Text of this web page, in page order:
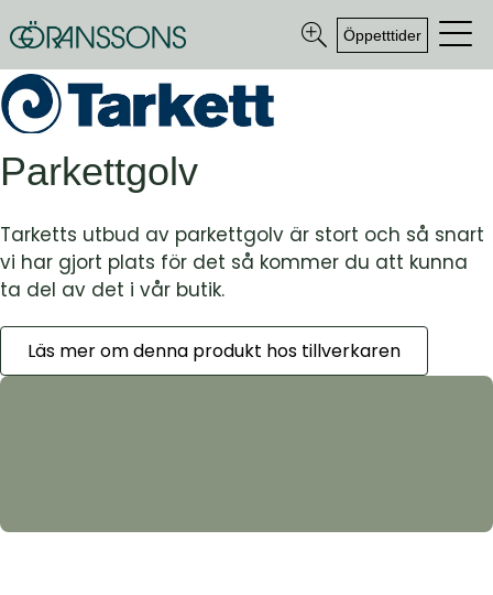
Öppetttider
Parkettgolv
Tarketts utbud av parkettgolv är stort och så snart
vi har gjort plats för det så kommer du att kunna
ta del av det i vår butik.
Läs mer om denna produkt hos tillverkaren